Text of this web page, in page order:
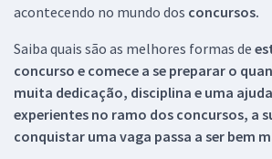
acontecendo no mundo dos concursos.
Saiba quais são as melhores formas de
concurso e comece a se preparar o
muita dedicação, disciplina e uma
experientes no ramo dos concursos, a
conquistar uma vaga passa a ser bem